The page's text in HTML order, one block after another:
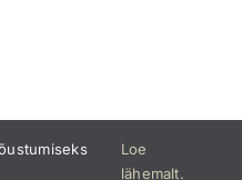
Loe
lähemalt.